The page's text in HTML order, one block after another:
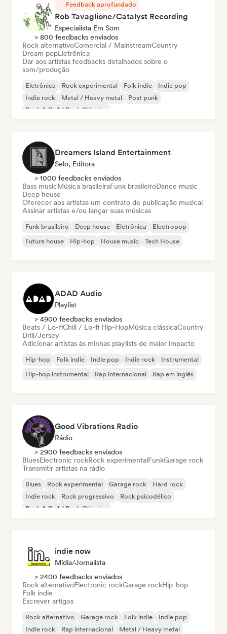
Feedback aprofundado
Rob Tavaglione/Catalyst Recording
Especialista Em Som
> 800 feedbacks enviados
Rock alternativoComercial / MainstreamCountry
Dream popEletrônica
Dar aos artistas feedbacks detalhados sobre o
som/produção
Eletrônica Rock experimental Folk indie
Indie pop
Indie rock
Metal / Heavy metal
Post punk
Rock & Roll / Rock Clássico
Dreamers Island Entertainment
Selo, Editora
> 1000 feedbacks enviados
Bass musicMúsica brasileiraFunk brasileiroDance music
Deep house
Oferecer aos artistas um contrato de publicação musical
Assinar artistas e/ou lançar suas músicas
Funk brasileiro Deep house Eletrônica
Electropop
Future house
Hip-hop House music Tech House
ADAD Audio
Playlist
> 4900 feedbacks enviados
Beats / Lo-fiChill / Lo-fi Hip-HopMúsica clássicaCountry
Drill/Jersey
Adicionar artistas às minhas playlists de maior impacto
Hip-hop Folk indie Indie pop Indie rock
Instrumental
Hip-hop instrumental
Rap internacional Rap em inglês
Good Vibrations Radio
Rádio
> 2900 feedbacks enviados
BluesElectronic rockRock experimentalFunkGarage rock
Transmitir artistas na rádio
Blues Rock experimental Garage rock
Hard rock
Indie rock
Rock progressivo
Rock psicodélico
Rock & Roll / Rock Clássico
indie now
Mídia/Jornalista
> 2400 feedbacks enviados
Rock alternativoElectronic rockGarage rockHip-hop
Folk indie
Escrever artigos
Rock alternativo Garage rock Folk indie
Indie pop
Indie rock
Rap internacional
Metal / Heavy metal